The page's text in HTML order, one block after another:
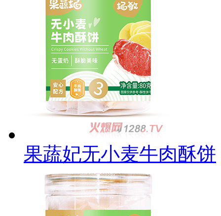
果蔬妃无小麦牛肉酥饼